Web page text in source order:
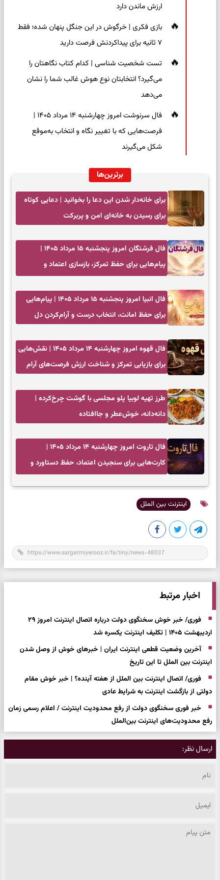
ارزش ماندن دارد
بازی فکری | خرگوش در این جنگل پنهان شده؛ فقط
۷ ثانیه برای پیداکردنش فرصت دارید
تست شخصیت شناسی | کدام کتاب نگاهتان را
می‌گیرد؟ انتخابتان نوع هوش غالب شما را نشان
می‌دهد
فال سرنوشت امروز چهارشنبه ۱۴ مرداد ۱۴۰۵ |
فرصت‌هایی که با تغییر نگاه و انتخاب به‌موقع
شکل می‌گیرند
برترین‌ها
برای خانه‌دار شدن این دعا را بخوانید | دعایی کوتاه
برای رسیدن به خانه‌ای امن و پربرکت
فال فرشتگان امروز پنجشنبه ۱۵ مرداد ۱۴۰۵ |
پیام‌هایی برای حفظ تمرکز، بازسازی اعتماد و
فال انبیا امروز پنجشنبه ۱۵ مرداد ۱۴۰۵ | پیام‌هایی
برای حفظ امانت، انتخاب درست و آرام‌کردن دل
فال قهوه امروز چهارشنبه ۱۴ مرداد ۱۴۰۵ | نقش‌هایی
برای بازیابی تمرکز و شناخت ارزش فرصت‌های آرام
طرز تهیه لوبیا پلو مجلسی با گوشت چرخ‌کرده |
دانه‌دانه، خوش‌عطر و جاافتاده
فال تاروت امروز چهارشنبه ۱۴ مرداد ۱۴۰۵ |
کارت‌هایی برای سنجیدن اعتماد، حفظ دستاورد و
اینترنت بین الملل
اخبار مرتبط
فوری/ خبر خوش سخنگوی دولت درباره اتصال اینترنت امروز ۲۹
اردیبهشت ۱۴۰۵ | تکلیف اینترنت یکسره شد
آخرین وضعیت قطعی اینترنت ایران | خبرهای خوش از وصل شدن
اینترنت بین الملل تا این تاریخ
فوری/ اتصال اینترنت بین الملل از هفته آینده؟ | خبر خوش مقام
دولتی از بازگشت اینترنت به شرایط عادی
خبر فوری سخنگوی دولت از رفع محدودیت اینترنت / اعلام رسمی زمان
رفع محدودیت‌های اینترنت بین‌الملل
ارسال نظر: